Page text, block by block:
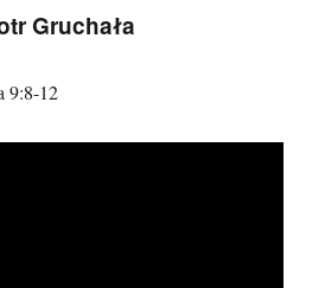
Gruchała
9:8-12